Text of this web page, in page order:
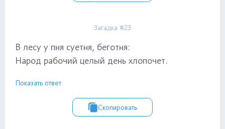
Загадка #23
В лесу у пня суетня, беготня:
Народ рабочий целый день хлопочет.
Показать ответ
Скопировать